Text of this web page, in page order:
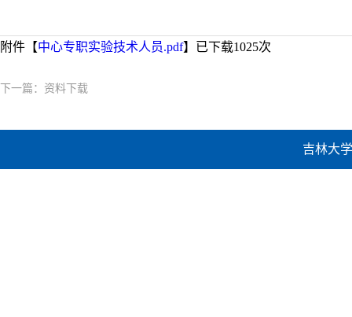
附件【中心专职实验技术人员.pdf】已下载1025次
下一篇： 资料下载
吉林大